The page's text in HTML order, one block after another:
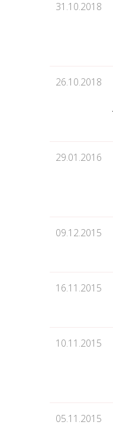
31.10.2018
26.10.2018
29.01.2016
09.12.2015
16.11.2015
10.11.2015
05.11.2015